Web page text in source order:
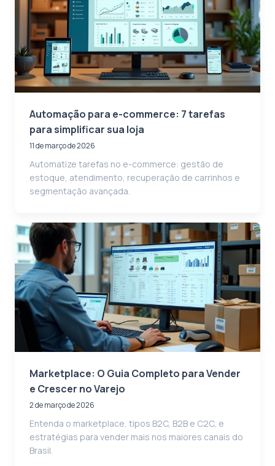
Automação para e-commerce: 7 tarefas
para simplificar sua loja
11 de março de 2026
Automatize tarefas no e-commerce: gestão de
estoque, atendimento, recuperação de carrinhos e
segmentação avançada.
Marketplace: O Guia Completo para Vender
e Crescer no Varejo
2 de março de 2026
Entenda o marketplace, tipos B2C, B2B e C2C, e
estratégias para vender mais nos maiores canais do
Brasil.